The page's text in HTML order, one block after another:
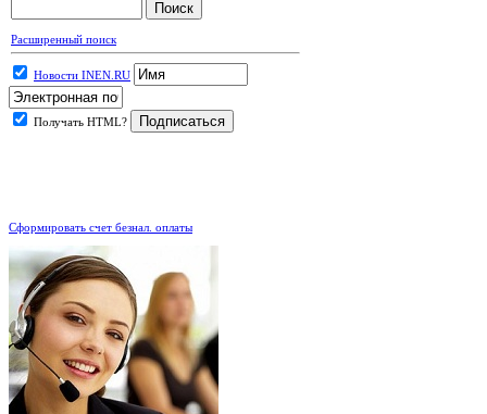
Расширенный поиск
Новости INEN.RU
Получать HTML?
Сформировать счет безнал. оплаты